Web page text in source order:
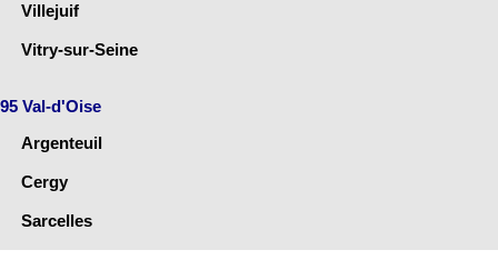
Villejuif
Vitry-sur-Seine
95 Val-d'Oise
Argenteuil
Cergy
Sarcelles